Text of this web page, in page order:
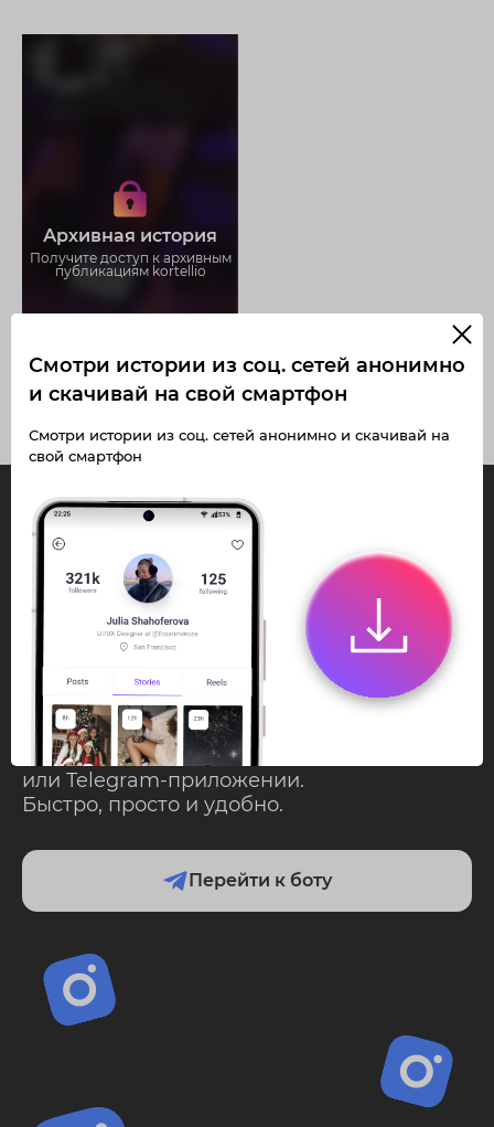
Архивная история
Получите доступ к архивным
публикациям kortellio
Получите доступ к архивным
историям kortellio
Не отвлекайтесь на рекламу
Загружайте истории без
ограничений
InstaPie
Смотри Stories и
скачивай Reels без
ограничений!
Переходи в ИнстаПай бот - смотри и
скачивайStories,Reels
или Telegram-приложении.
Быстро, просто и удобно.
Перейти к боту
Смотри истории из соц. сетей анонимно
и скачивай на свой смартфон
Смотри истории из соц. сетей анонимно и скачивай на
свой смартфон